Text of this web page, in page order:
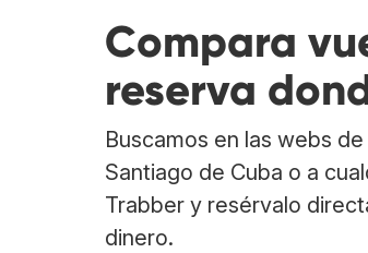
Compara
reserva
Buscamos en las webs
Santiago de Cuba o a
Trabber y resérvalo
dinero.